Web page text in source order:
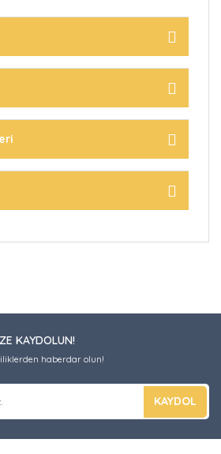
KAYDOLUN!
haberdar olun!
KAYDOL